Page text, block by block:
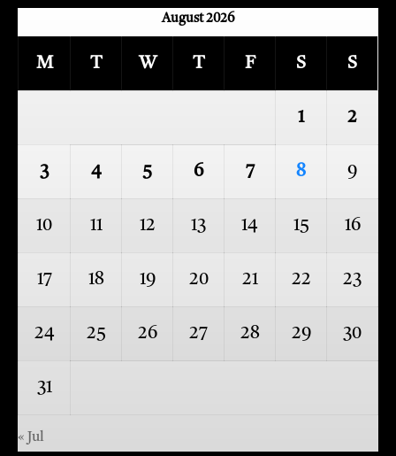
August 2026
M T W T F S S
1 2
3 4 5 6 7 8 9
10 11 12 13 14 15 16
17 18 19 20 21 22 23
24 25 26 27 28 29 30
31
« Jul